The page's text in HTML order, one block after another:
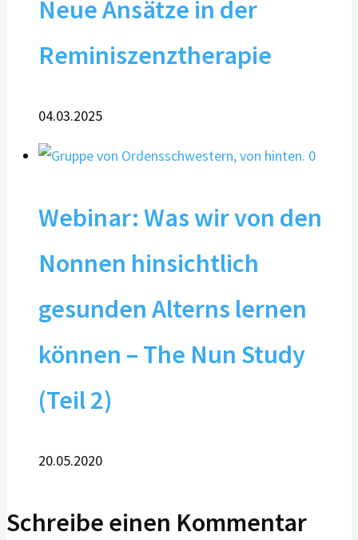
Neue Ansätze in der
Reminiszenztherapie
04.03.2025
0
Webinar: Was wir von den
Nonnen hinsichtlich
gesunden Alterns lernen
können – The Nun Study
(Teil 2)
20.05.2020
Schreibe einen Kommentar